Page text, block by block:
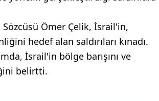
Sözcüsü Ömer Çelik, İsrail'in,
hedef alan saldırıları kınadı.
İsrail'in bölge barışını ve
belirtti.